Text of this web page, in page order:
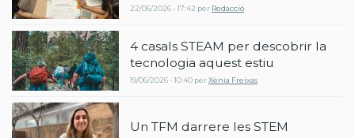
22/06/2026 - 17:42 per Redacció
4 casals STEAM per descobrir la
tecnologia aquest estiu
19/06/2026 - 10:40 perXènia Freixas
Un TFM darrere les STEM